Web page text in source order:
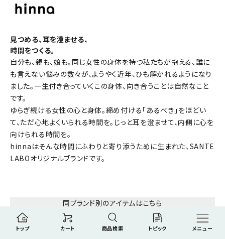
トップ カート 商品検索 トピック メニュー
見つめる、耳を澄ませる、
時間をつくる。
自分も、親も、娘も。同じ女性の身体を持つ私たちが抱える、誰に
も言えない悩みの数々が、ようやく近年、ひも解かれるようになり
ました。一生付き合っていくこの身体、向き合うことは自然なこと
です。
ゆらぎ続ける女性の心と身体。締め付ける「あるべき」をほどい
て、ただ心地よくいられる時間を。じっと耳を澄ませて、内側に心を
向けられる時間を。
hinnaはそんな時間にふわりと寄り添うために生まれた、SANTE
LABOオリジナルブランドです。
同ブランド別のアイテムはこちら